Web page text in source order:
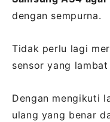
dengan sempurna.
Tidak perlu lagi
sensor yang
Dengan mengikuti
ulang yang benar